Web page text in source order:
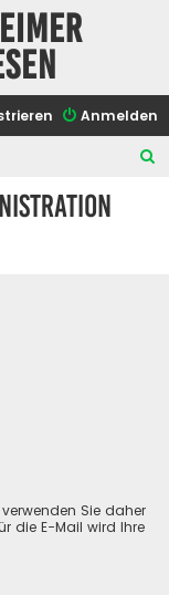
Anmelden
Sie daher
die E-Mail wird Ihre